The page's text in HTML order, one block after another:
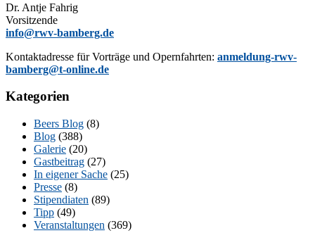
Dr. Ant­je Fahrig
Vorsitzende
info@rwv-bamberg.de
Kon­takt­adres­se für Vor­trä­ge und Opern­fahr­ten: anmeldung-rwv-
bamberg@t-online.de
Kategorien
Beers Blog (8)
Blog (388)
Galerie (20)
Gastbeitrag (27)
In eigener Sache (25)
Presse (8)
Stipendiaten (89)
Tipp (49)
Veranstaltungen (369)